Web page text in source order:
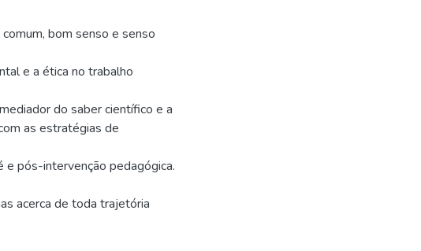
bom senso e senso
e a ética no trabalho
do saber científico e a
as estratégias de
pós-intervenção pedagógica.
acerca de toda trajetória